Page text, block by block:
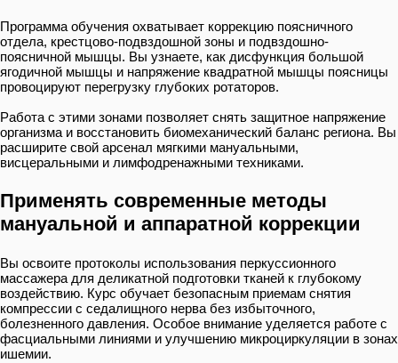
Программа обучения охватывает коррекцию поясничного
отдела, крестцово-подвздошной зоны и подвздошно-
поясничной мышцы. Вы узнаете, как дисфункция большой
ягодичной мышцы и напряжение квадратной мышцы поясницы
провоцируют перегрузку глубоких ротаторов.
Работа с этими зонами позволяет снять защитное напряжение
организма и восстановить биомеханический баланс региона. Вы
расширите свой арсенал мягкими мануальными,
висцеральными и лимфодренажными техниками.
Применять современные методы
мануальной и аппаратной коррекции
Вы освоите протоколы использования перкуссионного
массажера для деликатной подготовки тканей к глубокому
воздействию. Курс обучает безопасным приемам снятия
компрессии с седалищного нерва без избыточного,
болезненного давления. Особое внимание уделяется работе с
фасциальными линиями и улучшению микроциркуляции в зонах
ишемии.